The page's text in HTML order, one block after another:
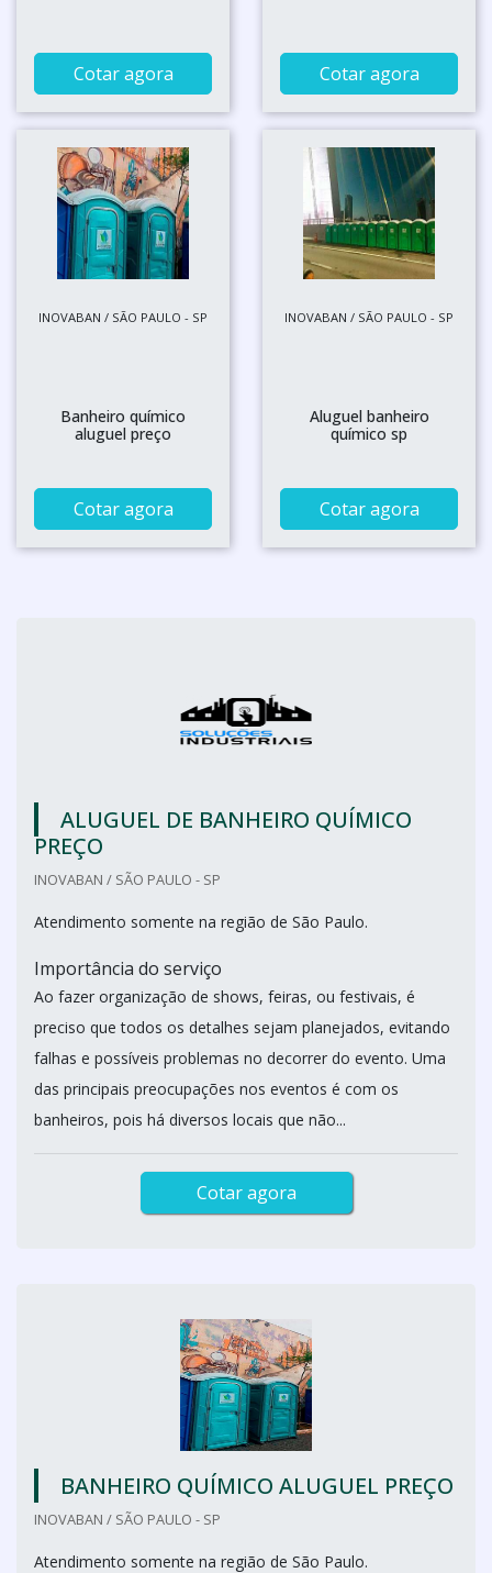
Cotar agora Cotar agora
INOVABAN / SÃO PAULO - SP
Banheiro químico
aluguel preço
Cotar agora
INOVABAN / SÃO PAULO - SP
Aluguel banheiro
químico sp
Cotar agora
ALUGUEL DE BANHEIRO QUÍMICO
PREÇO
INOVABAN / SÃO PAULO - SP
Atendimento somente na região de São Paulo.
Importância do serviço
Ao fazer organização de shows, feiras, ou festivais, é
preciso que todos os detalhes sejam planejados, evitando
falhas e possíveis problemas no decorrer do evento. Uma
das principais preocupações nos eventos é com os
banheiros, pois há diversos locais que não...
Cotar agora
BANHEIRO QUÍMICO ALUGUEL PREÇO
INOVABAN / SÃO PAULO - SP
Atendimento somente na região de São Paulo.